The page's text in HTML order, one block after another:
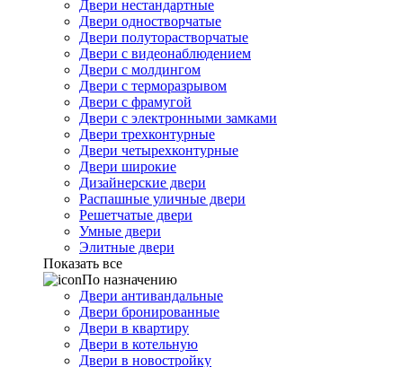
Двери нестандартные
Двери одностворчатые
Двери полуторастворчатые
Двери с видеонаблюдением
Двери с молдингом
Двери с терморазрывом
Двери с фрамугой
Двери с электронными замками
Двери трехконтурные
Двери четырехконтурные
Двери широкие
Дизайнерские двери
Распашные уличные двери
Решетчатые двери
Умные двери
Элитные двери
Показать все
По назначению
Двери антивандальные
Двери бронированные
Двери в квартиру
Двери в котельную
Двери в новостройку